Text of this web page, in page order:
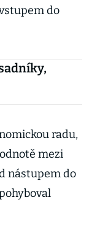
do
radu,
mezi
nástupem do